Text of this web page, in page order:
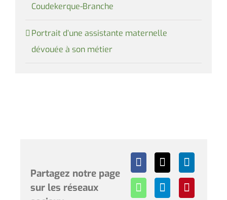
Coudekerque-Branche
Portrait d’une assistante maternelle
dévouée à son métier
Partagez notre page
sur les réseaux